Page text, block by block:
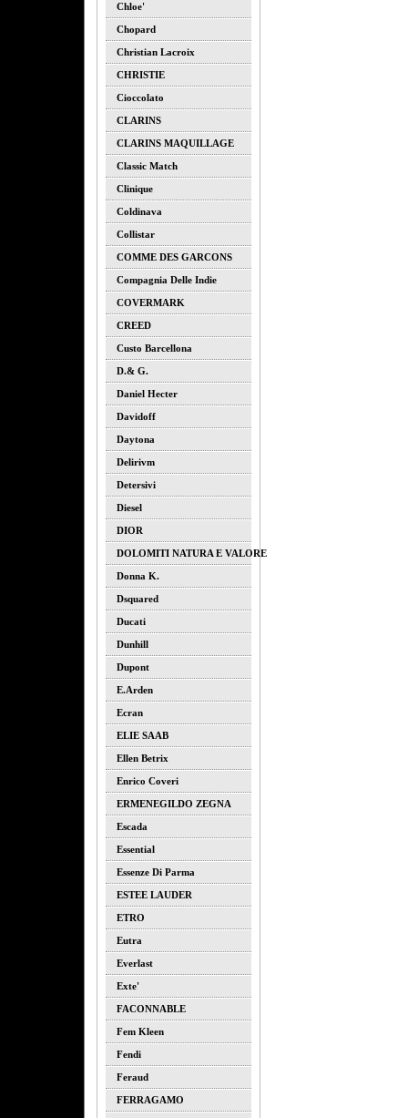
Chloe'
Chopard
Christian Lacroix
CHRISTIE
Cioccolato
CLARINS
CLARINS MAQUILLAGE
Classic Match
Clinique
Coldinava
Collistar
COMME DES GARCONS
Compagnia Delle Indie
COVERMARK
CREED
Custo Barcellona
D.& G.
Daniel Hecter
Davidoff
Daytona
Delirivm
Detersivi
Diesel
DIOR
DOLOMITI NATURA E VALORE
Donna K.
Dsquared
Ducati
Dunhill
Dupont
E.arden
Ecran
ELIE SAAB
Ellen Betrix
Enrico Coveri
ERMENEGILDO ZEGNA
Escada
Essential
Essenze Di Parma
ESTEE LAUDER
ETRO
Eutra
Everlast
Exte'
FACONNABLE
Fem Kleen
Fendi
Feraud
FERRAGAMO